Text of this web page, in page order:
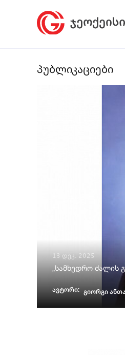
პუბლიკაციები
13 დეკ. 2025
„სამხედრო ძალის
ავტორი: გიორგი